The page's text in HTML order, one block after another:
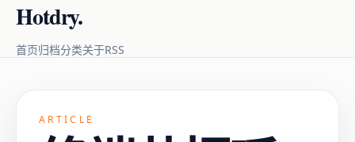
Hotdry.
首页归档分类关于RSS
ARTICLE